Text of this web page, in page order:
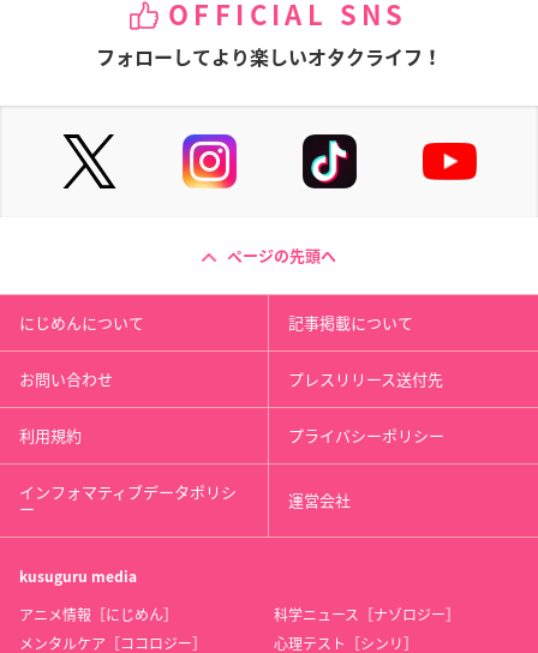
OFFICIAL SNS
フォローしてより楽しいオタクライフ！
ページの先頭へ
にじめんについて 記事掲載について
お問い合わせ プレスリリース送付先
利用規約 プライバシーポリシー
インフォマティブデータポリシ
ー 運営会社
kusuguru media
アニメ情報［にじめん］
科学ニュース［ナゾロジー］
メンタルケア［ココロジー］
心理テスト［シンリ］